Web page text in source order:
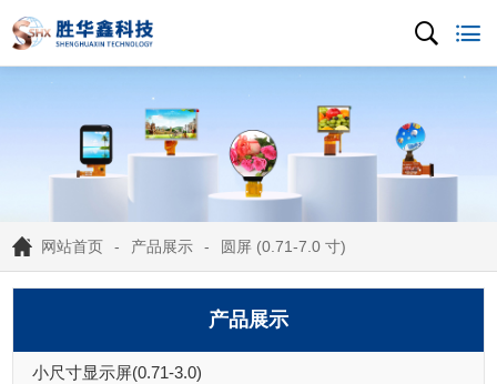
网站首页 产品展示 圆屏 (0.71-7.0 寸)
产品展示
小尺寸显示屏(0.71-3.0)